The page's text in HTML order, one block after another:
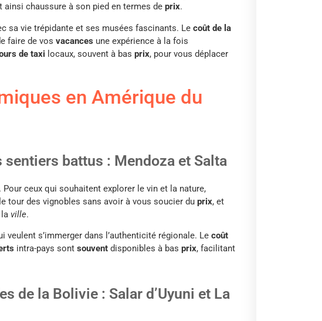
ainsi chaussure à son pied en termes de prix.
sa vie trépidante et ses musées fascinants. Le coût de la
faire de vos vacances une expérience à la fois
de taxi locaux, souvent à bas prix, pour vous déplacer
en Amérique du
sentiers battus : Mendoza et Salta
ceux qui souhaitent explorer le vin et la nature,
tour des vignobles sans avoir à vous soucier du prix, et
ville.
s’immerger dans l’authenticité régionale. Le coût
intra-pays sont souvent disponibles à bas prix, facilitant
de la Bolivie : Salar d’Uyuni et La